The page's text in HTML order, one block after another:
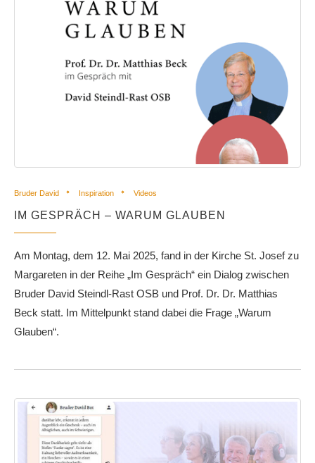
Bruder David Inspiration Videos
IM GESPRÄCH – WARUM GLAUBEN
Am Montag, dem 12. Mai 2025, fand in der Kirche St. Josef zu
Margareten in der Reihe „Im Gespräch“ ein Dialog zwischen
Bruder David Steindl-Rast OSB und Prof. Dr. Dr. Matthias
Beck statt. Im Mittelpunkt stand dabei die Frage „Warum
Glauben“.